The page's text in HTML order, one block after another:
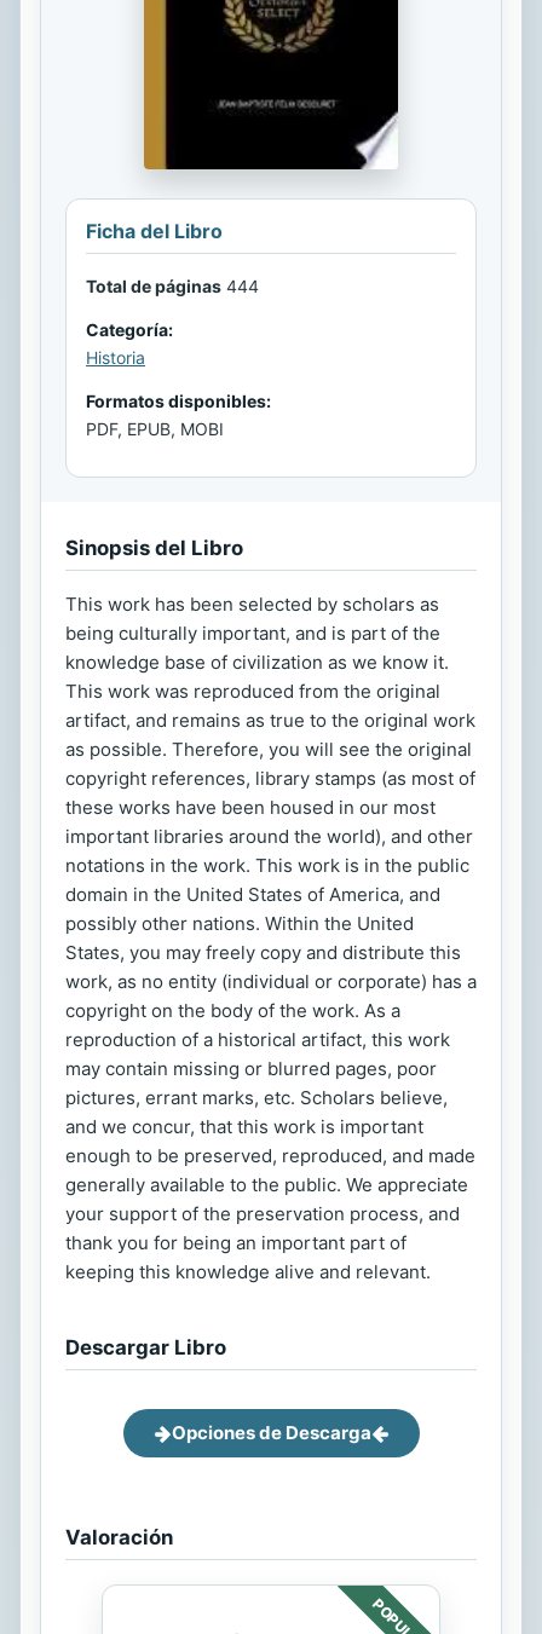
Ficha del Libro
Total de páginas 444
Categoría:
Historia
Formatos disponibles:
PDF, EPUB, MOBI
Sinopsis del Libro
This work has been selected by scholars as
being culturally important, and is part of the
knowledge base of civilization as we know it.
This work was reproduced from the original
artifact, and remains as true to the original work
as possible. Therefore, you will see the original
copyright references, library stamps (as most of
these works have been housed in our most
important libraries around the world), and other
notations in the work. This work is in the public
domain in the United States of America, and
possibly other nations. Within the United
States, you may freely copy and distribute this
work, as no entity (individual or corporate) has a
copyright on the body of the work. As a
reproduction of a historical artifact, this work
may contain missing or blurred pages, poor
pictures, errant marks, etc. Scholars believe,
and we concur, that this work is important
enough to be preserved, reproduced, and made
generally available to the public. We appreciate
your support of the preservation process, and
thank you for being an important part of
keeping this knowledge alive and relevant.
Descargar Libro
Opciones de Descarga
Valoración